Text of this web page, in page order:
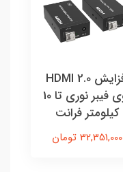
افزایش HDMI 2.0
روی فیبر نوری تا 10
کیلومتر فرانت
32,351,000 تومان